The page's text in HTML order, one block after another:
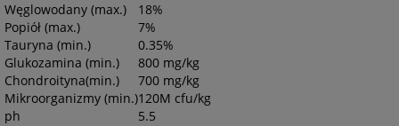
Węglowodany (max.)
18%
Popiół (max.)
7%
Tauryna (min.)
0.35%
Glukozamina (min.)
800 mg/kg
Chondroityna(min.)
700 mg/kg
Mikroorganizmy (min.)120M cfu/kg
ph
5.5